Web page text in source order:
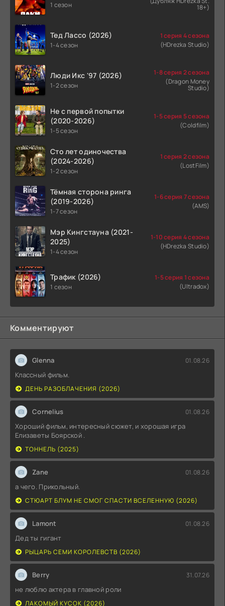
1 сезон 18+)
Тед Лассо (2026)
1-4 сезон
1 серия 4 сезона
(HDrezka Studio)
Люди Икс '97 (2026)
1-2 сезон
1-8 серия 2 сезона
(Dragon Money
Studio)
Не с первой попытки
(2020-2026)
1-5 сезон
1-5 серия 5 сезона
(Coldfilm)
Сто лет одиночества
(2024-2026)
1-2 сезон
1 серия 2 сезона
(LostFilm)
Тёмная сторона ринга
(2019-2026)
1-7 сезон
1-6 серия 7 сезона
(AMS)
Мэр Кингстауна (2021-
2025)
1-4 сезон
1-10 серия 4 сезона
(HDrezka Studio)
Трафик (2026)
1 сезон
1-5 серия 1 сезона
(Ultradox)
Комментируют
Glenna 01.08.26
Классный фильм.
ДЕНЬ РАЗОБЛАЧЕНИЯ (2026)
Cornelius 01.08.26
Хороший фильм, интересный сюжет, и хорошая игра
Елизаветы Боярской .
ТОННЕЛЬ (2025)
Zane 01.08.26
а чего. Прикольный.
СТЮАРТ БЛУМ НЕ СМОГ СПАСТИ ВСЕЛЕННУЮ (2026)
Lamont 01.08.26
Дед ты гигант
РЫЦАРЬ СЕМИ КОРОЛЕВСТВ (2026)
Berry 31.07.26
не люблю актера в главной роли
ЛАКОМЫЙ КУСОК (2026)